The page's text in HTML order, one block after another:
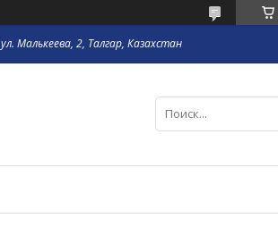
ул. Малькеева, 2, Талгар, Казахстан